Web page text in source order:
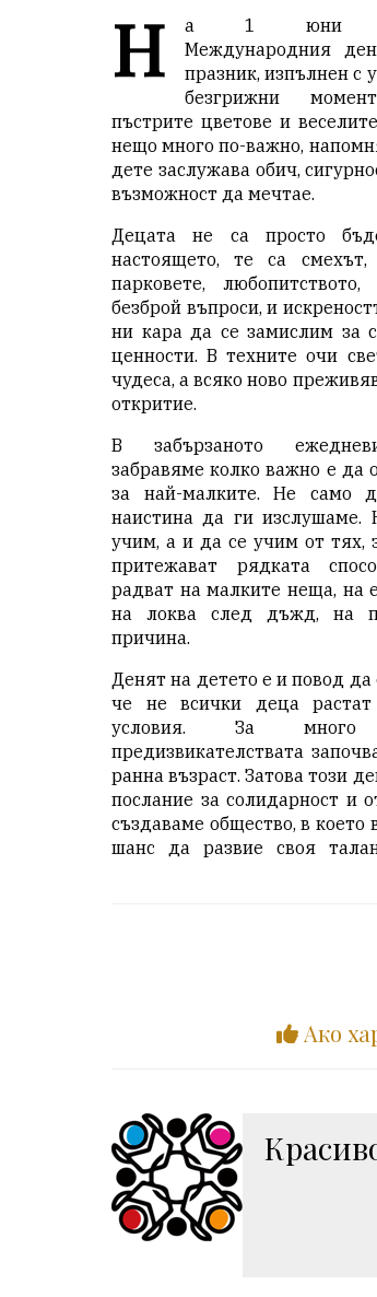
Н
а 1 юни
Международния
празник, изпълнен с
безгрижни
пъстрите цветове и
нещо много по-важно,
дете заслужава обич,
възможност да мечтае.
Децата не са просто
настоящето, те са смехът,
парковете,
безброй въпроси, и
ни кара да се замислим за
ценности. В техните очи
чудеса, а всяко ново
откритие.
В забързаното
забравяме колко важно е да
за най-малките. Не само
наистина да ги изслушаме.
учим, а и да се учим от тях,
притежават рядката
радват на малките неща, на
на локва след дъжд, на
причина.
Денят на детето е и повод
че не всички деца
условия. За
предизвикателствата
ранна възраст. Затова този
послание за солидарност и
създаваме общество, в което
шанс да развие своя
Ако